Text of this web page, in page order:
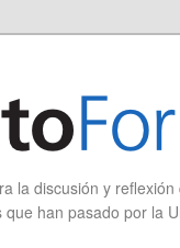
la discusión y
han pasado por la